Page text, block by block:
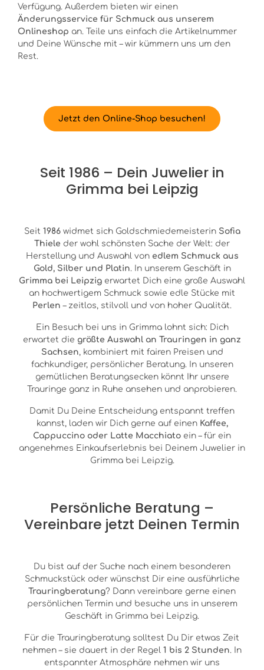
Verfügung. Außerdem bieten wir einen
Änderungsservice für Schmuck aus unserem
Onlineshop an. Teile uns einfach die Artikelnummer
und Deine Wünsche mit – wir kümmern uns um den
Rest.
Jetzt den Online-Shop besuchen!
Seit 1986 – Dein Juwelier in
Grimma bei Leipzig
Seit 1986widmet sich Goldschmiedemeisterin Sofia
Thiele der wohl schönsten Sache der Welt: der
Herstellung und Auswahl von edlem Schmuck aus
Gold, Silber und Platin. In unserem Geschäft in
Grimma bei Leipzig erwartet Dich eine große Auswahl
an hochwertigem Schmuck sowie edle Stücke mit
Perlen – zeitlos, stilvoll und von hoher Qualität.
Ein Besuch bei uns in Grimma lohnt sich: Dich
erwartet die größte Auswahl an Trauringen in ganz
Sachsen, kombiniert mit fairen Preisen und
fachkundiger, persönlicher Beratung. In unseren
gemütlichen Beratungsecken könnt Ihr unsere
Trauringe ganz in Ruhe ansehen und anprobieren.
Damit Du Deine Entscheidung entspannt treffen
kannst, laden wir Dich gerne auf einen Kaffee,
Cappuccino oder Latte Macchiato ein – für ein
angenehmes Einkaufserlebnis bei Deinem Juwelier in
Grimma bei Leipzig.
Persönliche Beratung –
Vereinbare jetzt Deinen Termin
Du bist auf der Suche nach einem besonderen
Schmuckstück oder wünschst Dir eine ausführliche
Trauringberatung? Dann vereinbare gerne einen
persönlichen Termin und besuche uns in unserem
Geschäft in Grimma bei Leipzig.
Für die Trauringberatung solltest Du Dir etwas Zeit
nehmen – sie dauert in der Regel 1 bis 2 Stunden. In
entspannter Atmosphäre nehmen wir uns